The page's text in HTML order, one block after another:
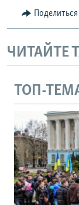
Поделиться
ЧИТАЙТЕ
ТОП-